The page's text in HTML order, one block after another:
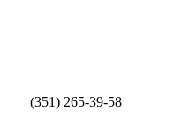
(351) 265-39-58